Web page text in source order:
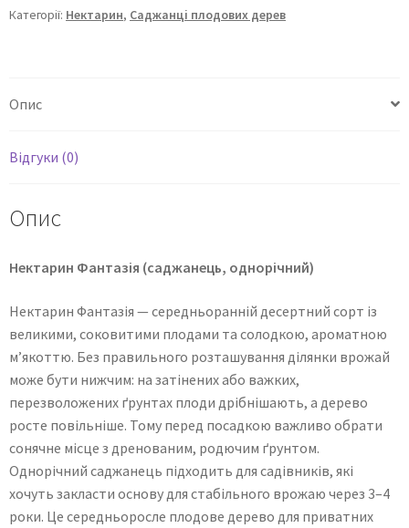
Категорії: Нектарин, Саджанці плодових дерев
Опис
Відгуки (0)
Опис
Нектарин Фантазія (саджанець, однорічний)
Нектарин Фантазія — середньоранній десертний сорт із
великими, соковитими плодами та солодкою, ароматною
м’якоттю. Без правильного розташування ділянки врожай
може бути нижчим: на затінених або важких,
перезволожених ґрунтах плоди дрібнішають, а дерево
росте повільніше. Тому перед посадкою важливо обрати
сонячне місце з дренованим, родючим ґрунтом.
Однорічний саджанець підходить для садівників, які
хочуть закласти основу для стабільного врожаю через 3–4
роки. Це середньоросле плодове дерево для приватних